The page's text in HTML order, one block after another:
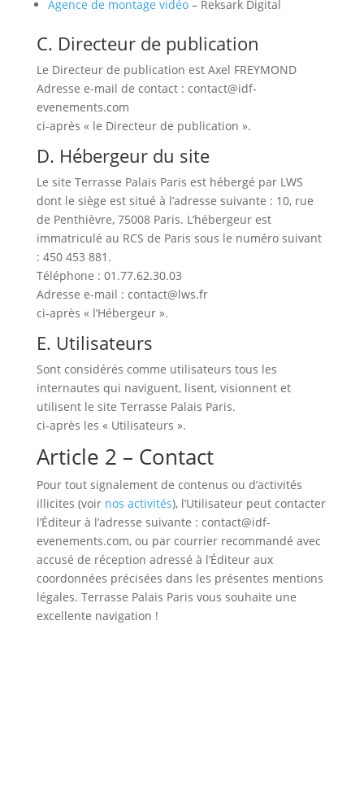
Agence de montage vidéo– Reksark Digital
C. Directeur de publication
Le Directeur de publication est Axel FREYMOND
Adresse e-mail de contact : contact@idf-
evenements.com
ci-après « le Directeur de publication ».
D. Hébergeur du site
Le site Terrasse Palais Paris est hébergé par LWS
dont le siège est situé à l’adresse suivante : 10, rue
de Penthièvre, 75008 Paris. L’hébergeur est
immatriculé au RCS de Paris sous le numéro suivant
: 450 453 881.
Téléphone : 01.77.62.30.03
Adresse e-mail : contact@lws.fr
ci-après « l’Hébergeur ».
E. Utilisateurs
Sont considérés comme utilisateurs tous les
internautes qui naviguent, lisent, visionnent et
utilisent le site Terrasse Palais Paris.
ci-après les « Utilisateurs ».
Article 2 – Contact
Pour tout signalement de contenus ou d’activités
illicites (voir nos activités), l’Utilisateur peut contacter
l’Éditeur à l’adresse suivante : contact@idf-
evenements.com, ou par courrier recommandé avec
accusé de réception adressé à l’Éditeur aux
coordonnées précisées dans les présentes mentions
légales. Terrasse Palais Paris vous souhaite une
excellente navigation !